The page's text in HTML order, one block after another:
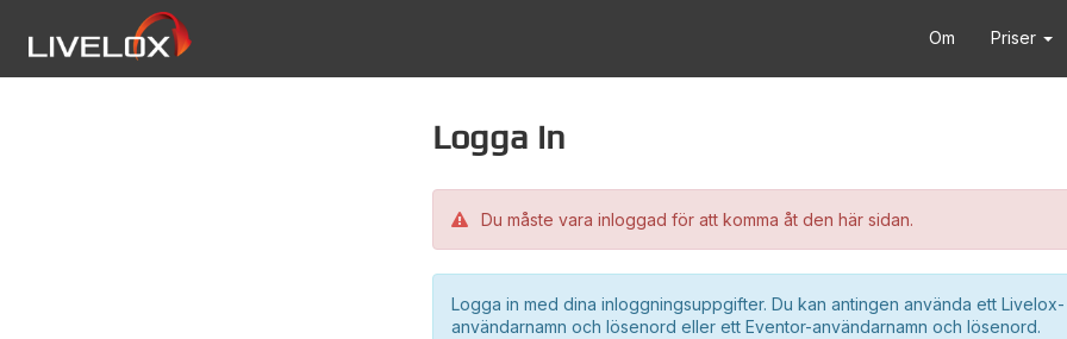
Om Priser
Logga in
Du måste vara inloggad för att komma åt den här sidan.
Logga in med dina inloggningsuppgifter. Du kan antingen använda ett Livelox-
användarnamn och lösenord eller ett Eventor-användarnamn och lösenord.